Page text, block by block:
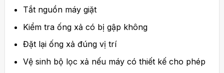
Tắt nguồn máy giặt
Kiểm tra ống xả có bị gập không
Đặt lại ống xả đúng vị trí
Vệ sinh bộ lọc xả nếu máy có thiết kế cho phép